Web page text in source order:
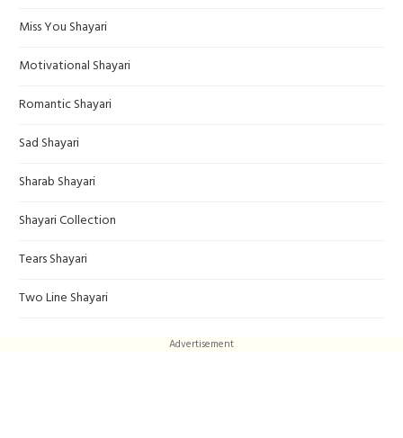
Miss You Shayari
Motivational Shayari
Romantic Shayari
Sad Shayari
Sharab Shayari
Shayari Collection
Tears Shayari
Two Line Shayari
Advertisement